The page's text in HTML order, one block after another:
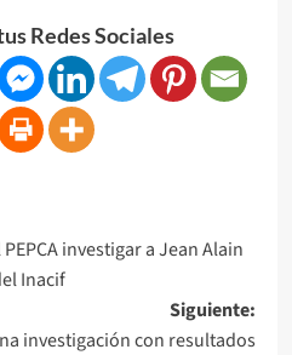
Redes Sociales
investigar a Jean Alain
Inacif
Siguiente:
investigación con resultados